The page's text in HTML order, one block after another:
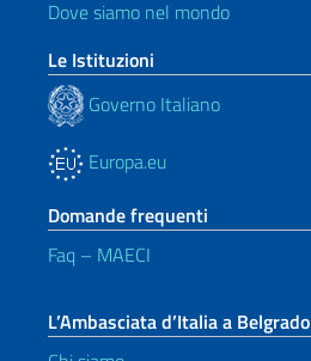
Dove siamo nel mondo
Le Istituzioni
Governo Italiano
Europa.eu
Domande frequenti
Faq – MAECI
L’Ambasciata d’Italia a Belgrado